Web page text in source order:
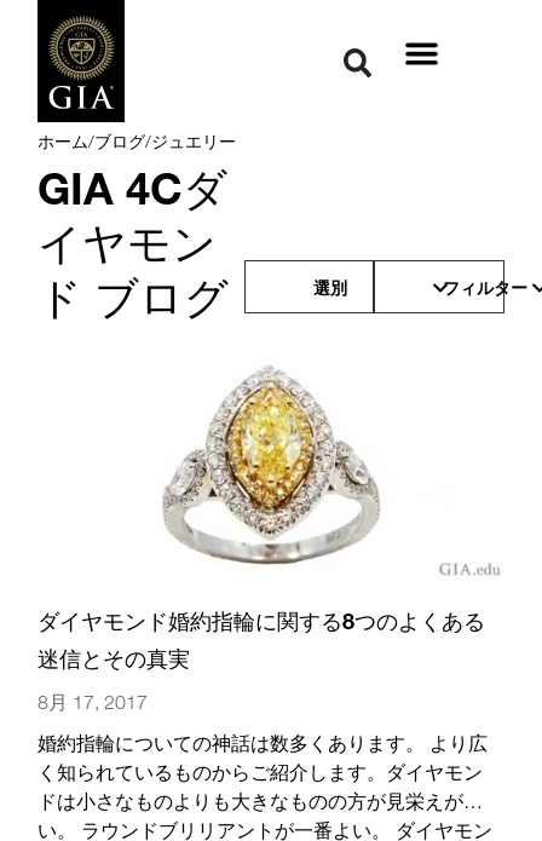
ホーム/ブログ/ジュエリー
GIA 4Cダ
イヤモン
ド ブログ
選別 フィルター
ダイヤモンド婚約指輪に関する8つのよくある
迷信とその真実
8月 17, 2017
婚約指輪についての神話は数多くあります。 より広
く知られているものからご紹介します。ダイヤモン
ドは小さなものよりも大きなものの方が見栄えがよ
い。 ラウンドブリリアントが一番よい。 ダイヤモン